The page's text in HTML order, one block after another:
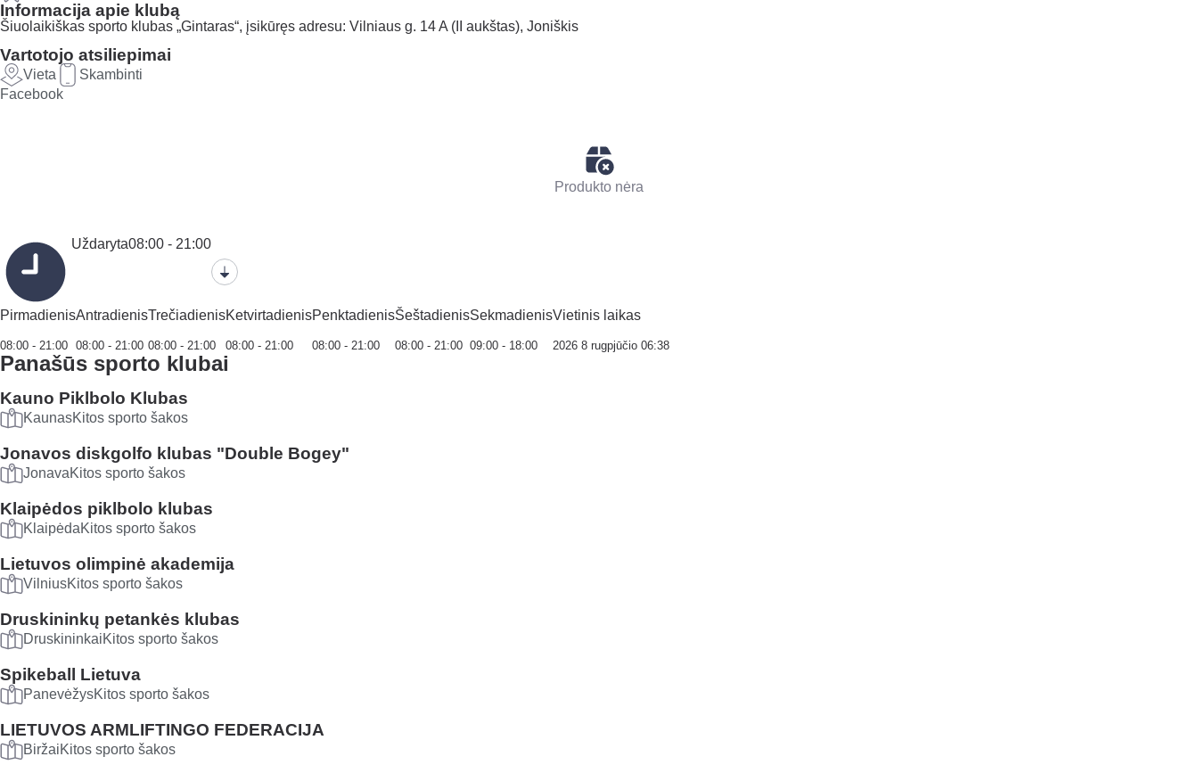
Informacija apie klubą
Šiuolaikiškas sporto klubas „Gintaras“, įsikūręs adresu: Vilniaus g. 14 A (II aukštas), Joniškis
Vartotojo atsiliepimai
Vieta
Skambinti
Facebook
Produkto nėra
Uždaryta08:00 - 21:00
Pirmadienis
08:00 - 21:00
Antradienis
08:00 - 21:00
Trečiadienis
08:00 - 21:00
Ketvirtadienis
08:00 - 21:00
Penktadienis
08:00 - 21:00
Šeštadienis
08:00 - 21:00
Sekmadienis
09:00 - 18:00
Vietinis laikas
2026 8 rugpjūčio 06:38
Panašūs sporto klubai
Kauno Piklbolo Klubas
KaunasKitos sporto šakos
Jonavos diskgolfo klubas "Double Bogey"
JonavaKitos sporto šakos
Klaipėdos piklbolo klubas
KlaipėdaKitos sporto šakos
Lietuvos olimpinė akademija
VilniusKitos sporto šakos
Druskininkų petankės klubas
DruskininkaiKitos sporto šakos
Spikeball Lietuva
PanevėžysKitos sporto šakos
LIETUVOS ARMLIFTINGO FEDERACIJA
BiržaiKitos sporto šakos